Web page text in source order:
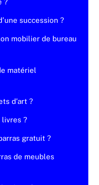
?
succession ?
mobilier de bureau
matériel
d’art ?
livres ?
gratuit ?
de meubles